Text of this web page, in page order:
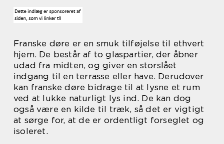
Franske døre er en smuk tilføjelse til ethvert
hjem. De består af to glaspartier, der åbner
udad fra midten, og giver en storslået
indgang til en terrasse eller have. Derudover
kan franske døre bidrage til at lysne et rum
ved at lukke naturligt lys ind. De kan dog
også være en kilde til træk, så det er vigtigt
at sørge for, at de er ordentligt forseglet og
isoleret.